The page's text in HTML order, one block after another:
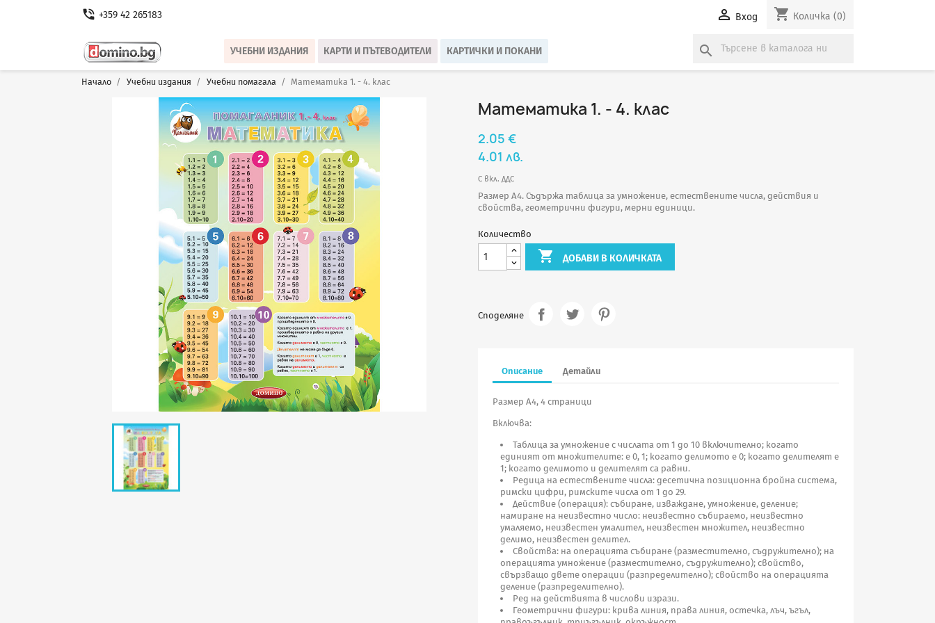
phone_in_talk +359 42 265183  Вход shopping_cart Количка (0)
УЧЕБНИ ИЗДАНИЯ КАРТИ И ПЪТЕВОДИТЕЛИ КАРТИЧКИ И ПОКАНИ search
Начало Учебни издания Учебни помагала Математика 1. - 4. клас
Математика 1. - 4. клас
2.05 €
4.01 лв.
С вкл. ДДС
Размер А4. Съдържа таблица за умножение, естествените числа, действия и
свойства, геометрични фигури, мерни единици.
Количество
 ДОБАВИ В КОЛИЧКАТА
Споделяне
Описание Детайли
Размер А4, 4 страници
Включва:
Таблица за умножение с числата от 1 до 10 включително; когато
единият от множителите: е 0, 1; когато делимото е 0; когато делителят е
1; когато делимото и делителят са равни.
Редица на естествените числа: десетична позиционна бройна система,
римски цифри, римските числа от 1 до 29.
Действие (операция): събиране, изваждане, умножение, деление;
намиране на неизвестно число: неизвестно събираемо, неизвестно
умаляемо, неизвестен умалител, неизвестен множител, неизвестно
делимо, неизвестен делител.
Свойства: на операцията събиране (разместително, съдружително); на
операцията умножение (разместително, съдружително); свойство,
свързващо двете операции (разпределително); свойство на операцията
деление (разпределително).
Ред на действията в числови изрази.
Геометрични фигури: крива линия, права линия, остечка, лъч, ъгъл,